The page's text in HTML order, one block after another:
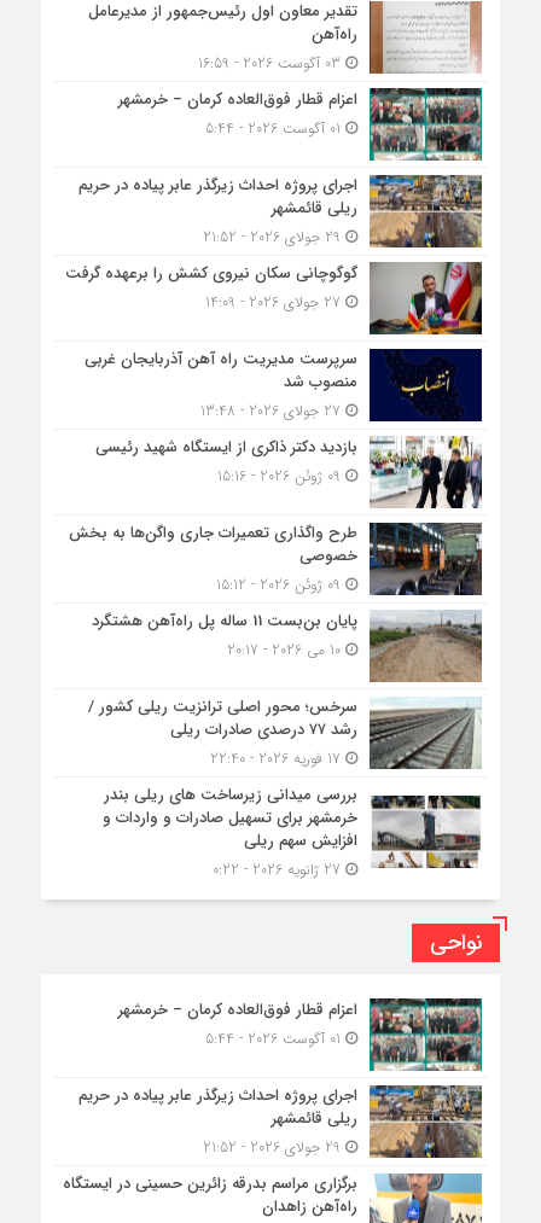
تقدیر معاون اول رئیس‌جمهور از مدیرعامل
راه‌آهن
اعزام قطار فوق‌العاده کرمان – خرمشهر
اجرای پروژه احداث زیرگذر عابر پیاده در حریم
ریلی قائمشهر
گوگوچانی سکان نیروی کشش را برعهده گرفت
سرپرست مدیریت راه آهن آذربایجان غربی
منصوب شد
بازدید دکتر ذاکری از ایستگاه شهید رئیسی
طرح واگذاری تعمیرات جاری واگن‌ها به بخش
خصوصی
پایان بن‌بست 11 ساله پل راه‌آهن هشتگرد
10 می 2026 - 20:17
سرخس؛ محور اصلی ترانزیت ریلی کشور /
رشد ۷۷ درصدی صادرات ریلی
بررسی میدانی زیرساخت های ریلی بندر
خرمشهر برای تسهیل صادرات و واردات و
افزایش سهم ریلی
نواحی
اعزام قطار فوق‌العاده کرمان – خرمشهر
اجرای پروژه احداث زیرگذر عابر پیاده در حریم
ریلی قائمشهر
برگزاری مراسم بدرقه زائرین حسینی در ایستگاه
راه‌آهن زاهدان